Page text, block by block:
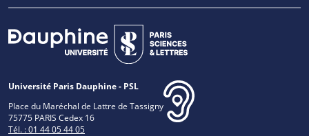
Université Paris Dauphine - PSL
Place du Maréchal de Lattre de Tassigny
75775 PARIS Cedex 16
Tél. : 01 44 05 44 05